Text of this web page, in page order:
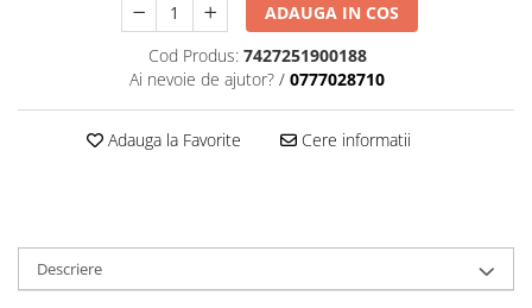
cauciucuri-bicicleta
Camere bicicleta
Cauciuc tubeless cu GEL antipană
Accesorii
Anvelope moto
Camere moto
ADAUGA IN COS
Cod Produs: 7427251900188
Ai nevoie de ajutor? / 0777028710
Adauga la Favorite Cere informatii
Descriere